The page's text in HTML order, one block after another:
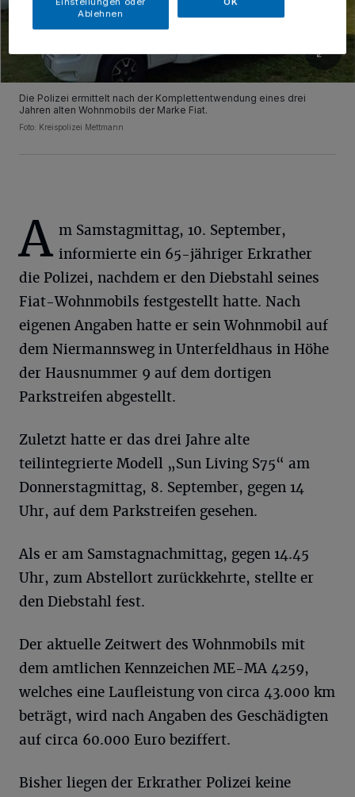
Die Polizei ermittelt nach der Komplettentwendung eines drei
Jahren alten Wohnmobils der Marke Fiat.
Foto: Kreispolizei Mettmann
A m Samstagmittag, 10. September,
informierte ein 65-jähriger Erkrather
die Polizei, nachdem er den Diebstahl seines
Fiat-Wohnmobils festgestellt hatte. Nach
eigenen Angaben hatte er sein Wohnmobil auf
dem Niermannsweg in Unterfeldhaus in Höhe
der Hausnummer 9 auf dem dortigen
Parkstreifen abgestellt.
Zuletzt hatte er das drei Jahre alte
teilintegrierte Modell „Sun Living S75“ am
Donnerstagmittag, 8. September, gegen 14
Uhr, auf dem Parkstreifen gesehen.
Als er am Samstagnachmittag, gegen 14.45
Uhr, zum Abstellort zurückkehrte, stellte er
den Diebstahl fest.
Der aktuelle Zeitwert des Wohnmobils mit
dem amtlichen Kennzeichen ME-MA 4259,
welches eine Laufleistung von circa 43.000 km
beträgt, wird nach Angaben des Geschädigten
auf circa 60.000 Euro beziffert.
Bisher liegen der Erkrather Polizei keine
Ablehnen